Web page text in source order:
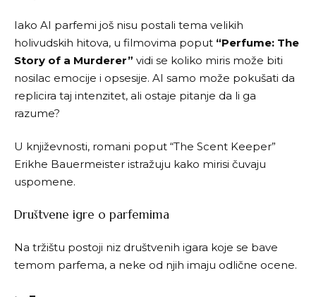
Iako AI parfemi još nisu postali tema velikih
holivudskih hitova, u filmovima poput “Perfume: The
Story of a Murderer” vidi se koliko miris može biti
nosilac emocije i opsesije. AI samo može pokušati da
replicira taj intenzitet, ali ostaje pitanje da li ga
razume?
U književnosti, romani poput “The Scent Keeper”
Erikhe Bauermeister istražuju kako mirisi čuvaju
uspomene.
Društvene igre o parfemima
Na tržištu postoji niz društvenih igara koje se bave
temom parfema, a neke od njih imaju odlične ocene.